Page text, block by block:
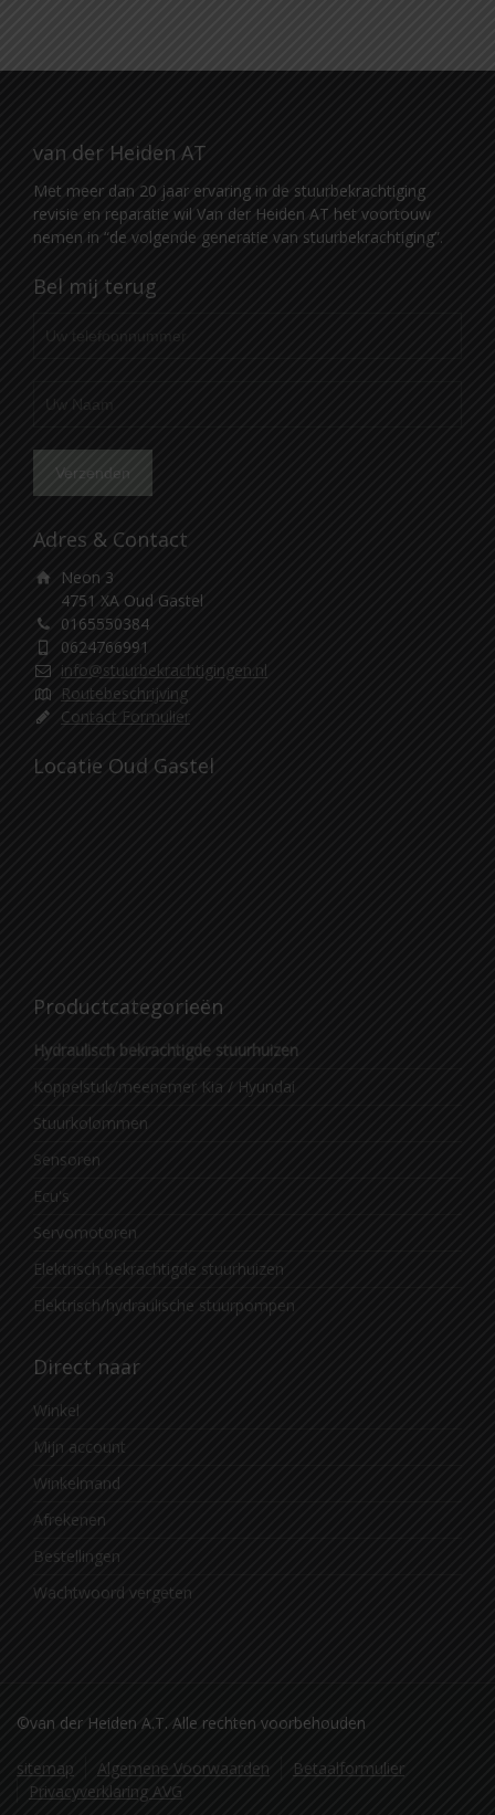
van der Heiden AT
Met meer dan 20 jaar ervaring in de stuurbekrachtiging
revisie en reparatie wil Van der Heiden AT het voortouw
nemen in “de volgende generatie van stuurbekrachtiging”.
Bel mij terug
Adres & Contact
Neon 3
4751 XA Oud Gastel
0165550384
0624766991
info@stuurbekrachtigingen.nl
Routebeschrijving
Contact Formulier
Locatie Oud Gastel
Productcategorieën
Hydraulisch bekrachtigde stuurhuizen
Koppelstuk/meenemer Kia / Hyundai
Stuurkolommen
Sensoren
Ecu's
Servomotoren
Elektrisch bekrachtigde stuurhuizen
Elektrisch/hydraulische stuurpompen
Direct naar
Winkel
Mijn account
Winkelmand
Afrekenen
Bestellingen
Wachtwoord vergeten
©van der Heiden A.T. Alle rechten voorbehouden
sitemap Algemene Voorwaarden
Betaalformulier
Privacyverklaring AVG